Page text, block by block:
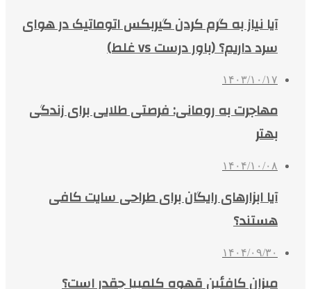
آیا نیاز به گرم کردن گیربکس اتوماتیک در هوای
سرد داریم؟ (باور درست vs غلط)
۱۴۰۳/۱۰/۱۷
مهاجرت به رومانی: فرصتی طلایی برای زندگی
بهتر
۱۴۰۴/۱۰/۰۸
آیا ابزارهای رایگان برای طراحی سایت کافی
هستند؟
۱۴۰۴/۰۹/۳۰
میزان کافئین قهوه کلمبیا چقدر است؟